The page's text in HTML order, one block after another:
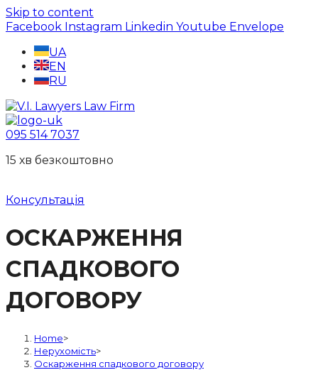
Skip to content
Facebook Instagram Linkedin Youtube Envelope
UA
EN
RU
095 514 7037
15 хв безкоштовно
Консультація
ОСКАРЖЕННЯ
СПАДКОВОГО
ДОГОВОРУ
Home>
Нерухомість>
Оскарження спадкового договору